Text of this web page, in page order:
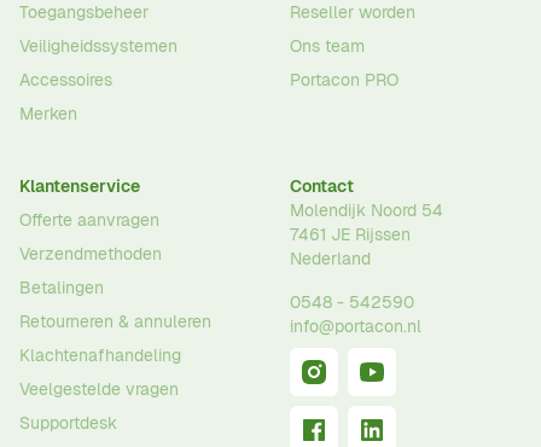
Toegangsbeheer
Veiligheidssystemen
Accessoires
Merken
Reseller worden
Ons team
Portacon PRO
Klantenservice
Offerte aanvragen
Verzendmethoden
Betalingen
Retourneren & annuleren
Klachtenafhandeling
Veelgestelde vragen
Supportdesk
Contact
Molendijk Noord 54
7461 JE Rijssen
Nederland
0548 - 542590
info@portacon.nl